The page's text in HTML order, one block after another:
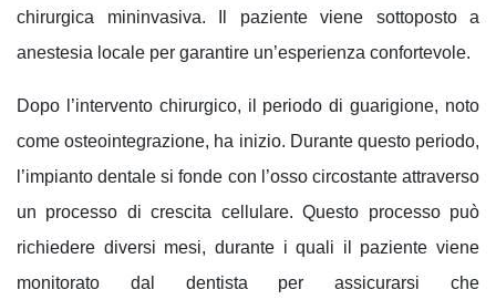
chirurgica mininvasiva. Il paziente viene sottoposto a
anestesia locale per garantire un’esperienza confortevole.
Dopo l’intervento chirurgico, il periodo di guarigione, noto
come osteointegrazione, ha inizio. Durante questo periodo,
l’impianto dentale si fonde con l’osso circostante attraverso
un processo di crescita cellulare. Questo processo può
richiedere diversi mesi, durante i quali il paziente viene
monitorato dal dentista per assicurarsi che